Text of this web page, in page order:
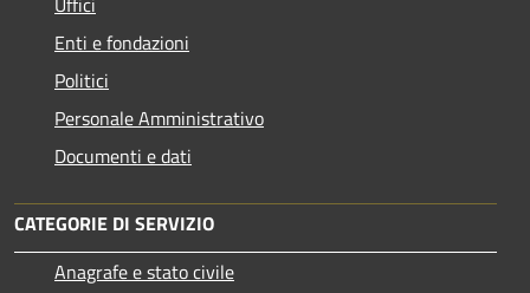
Enti e fondazioni
Politici
Personale Amministrativo
Documenti e dati
CATEGORIE DI SERVIZIO
Anagrafe e stato civile